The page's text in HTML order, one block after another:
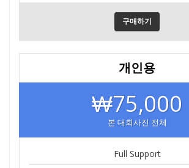
구매하기
개인용
₩75,000
본 대회사진 전체
Full Support